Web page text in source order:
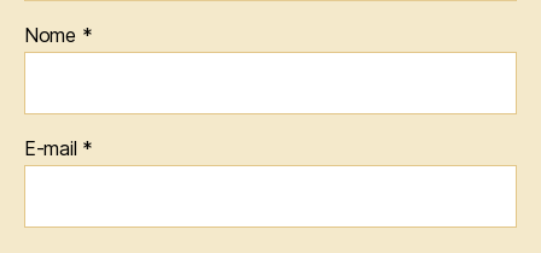
Nome *
E-mail *